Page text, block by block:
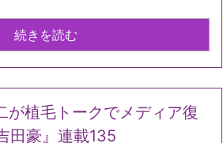
続きを読む
が植毛トークでメディア復
田豪』連載135